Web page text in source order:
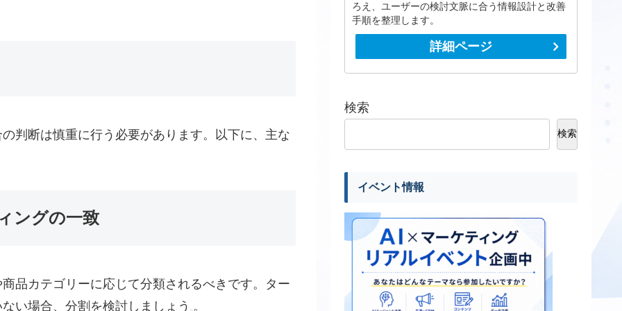
判断は慎重に行う必要があります。以下に、主な
ングの一致
品カテゴリーに応じて分類されるべきです。ター
い場合、分割を検討しましょう 。
ろえ、ユーザーの検討文脈に合う情報設計と改善
手順を整理します。
詳細ページ
検索
検索
イベント情報